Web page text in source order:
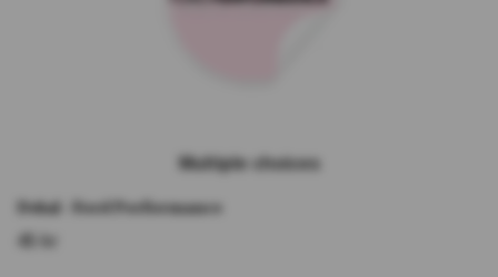
Multiple choices
Dekal - Ford Performance